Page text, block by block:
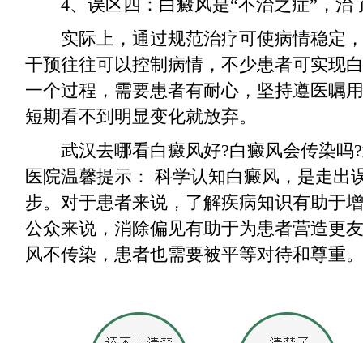
4、误区四：白癜风是“不治之症”，治
实际上，通过规范治疗可使病情稳定，
干预往往可以控制病情，不少患者可实现
一个过程，需要患者有耐心，坚持遵医嘱
短期看不到明显变化就放弃。
武汉去哪看白癜风好?白癜风会传染吗?
医院温馨提示： 科学认知白癜风，是走出
步。对于患者来说，了解疾病知识有助于
公众来说，消除偏见有助于为患者营造更
风不传染，患者也需要被平等对待和尊重。